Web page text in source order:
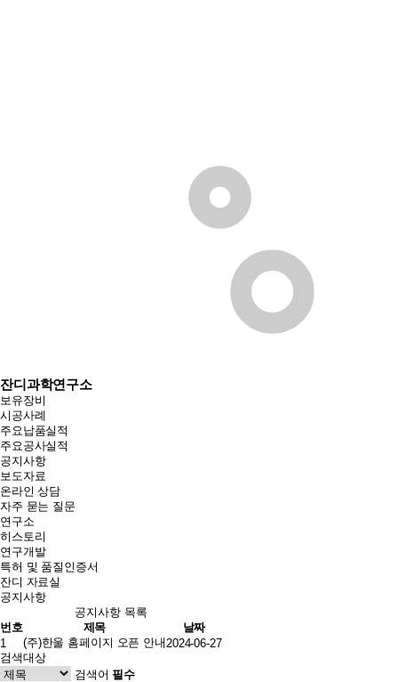
잔디과학연구소
보유장비
시공사례
주요납품실적
주요공사실적
공지사항
보도자료
온라인 상담
자주 묻는 질문
연구소
히스토리
연구개발
특허 및 품질인증서
잔디 자료실
공지사항
공지사항 목록
번호
제목
날짜
1
(주)한울 홈페이지 오픈 안내2024-06-27
검색대상
검색어 필수